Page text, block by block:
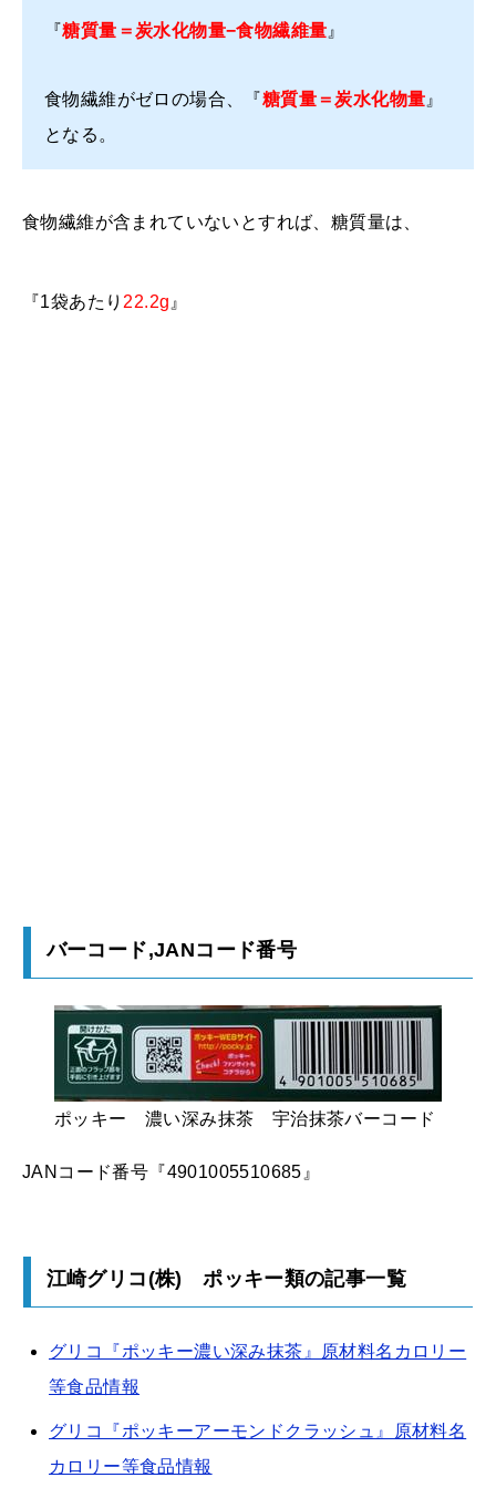
『糖質量＝炭水化物量−食物繊維量 』
食物繊維がゼロの場合、『糖質量＝炭水化物量 』
となる。
食物繊維が含まれていないとすれば、糖質量は、
『1袋あたり 22.2g 』
バーコード,JANコード番号
ポッキー 濃い深み抹茶 宇治抹茶バーコード
JANコード番号『4901005510685』
江崎グリコ(株) ポッキー類の記事一覧
グリコ『ポッキー濃い深み抹茶』原材料名カロリー
等食品情報
グリコ『ポッキーアーモンドクラッシュ』原材料名
カロリー等食品情報